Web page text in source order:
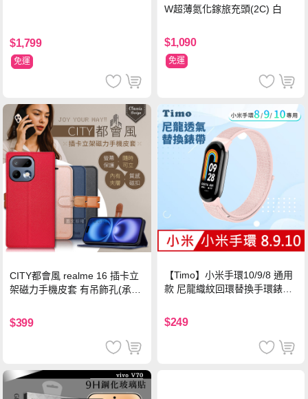
$1,799
免運
W超薄氮化鎵旅充頭(2C) 白
$1,090
免運
CITY都會風 realme 16 插卡立
架磁力手機皮套 有吊飾孔(承諾
$399
【Timo】小米手環10/9/8 通用
款 尼龍織紋回環替換手環錶帶-
$249